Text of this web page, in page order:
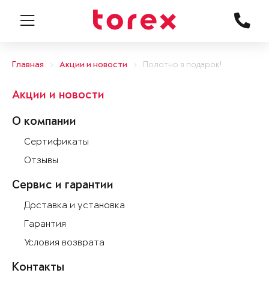
Главная Акции и новости Полотно в подарок!
Акции и новости
О компании
Сертификаты
Отзывы
Сервис и гарантии
Доставка и установка
Гарантия
Условия возврата
Контакты